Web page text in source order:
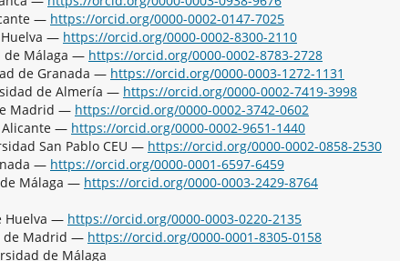
— https://orcid.org/0000-0002-0147-7025
Huelva — https://orcid.org/0000-0002-8300-2110
de Málaga — https://orcid.org/0000-0002-8783-2728
de Granada — https://orcid.org/0000-0003-1272-1131
de Almería — https://orcid.org/0000-0002-7419-3998
Madrid — https://orcid.org/0000-0002-3742-0602
Alicante — https://orcid.org/0000-0002-9651-1440
San Pablo CEU — https://orcid.org/0000-0002-0858-2530
— https://orcid.org/0000-0001-6597-6459
Málaga — https://orcid.org/0000-0003-2429-8764
Huelva — https://orcid.org/0000-0003-0220-2135
de Madrid — https://orcid.org/0000-0001-8305-0158
de Málaga